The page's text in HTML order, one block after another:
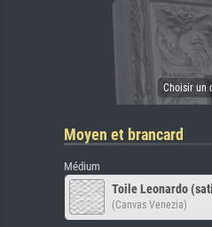
Moyen et brancard
Médium
Toile Leonardo
(Canvas Venezia)